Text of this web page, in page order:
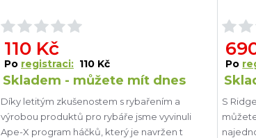
110 Kč
Po registraci: 110 Kč
Skladem - můžete mít dnes
Díky letitým zkušenostem s rybařením a
výrobou produktů pro rybáře jsme vyvinuli
Ape-X program háčků, který je navržen t
Po
S